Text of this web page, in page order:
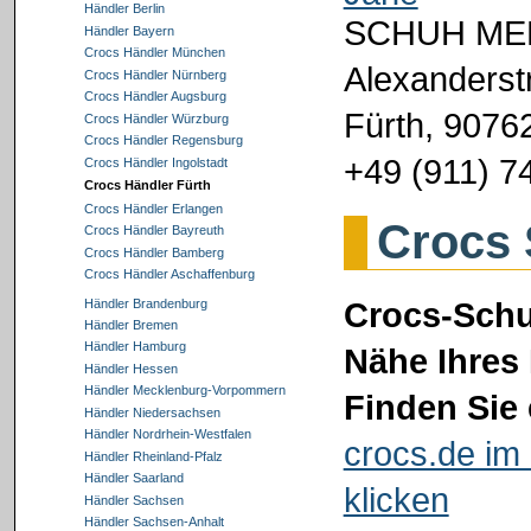
Händler Berlin
Händler Bayern
Crocs Händler München
Crocs Händler Nürnberg
Crocs Händler Augsburg
Crocs Händler Würzburg
Crocs Händler Regensburg
Crocs Händler Ingolstadt
Crocs Händler Fürth
Crocs Händler Erlangen
Crocs Händler Bayreuth
Crocs Händler Bamberg
Crocs Händler Aschaffenburg
Händler Brandenburg
Händler Bremen
Händler Hamburg
Händler Hessen
Händler Mecklenburg-Vorpommern
Händler Niedersachsen
Händler Nordrhein-Westfalen
Händler Rheinland-Pfalz
Händler Saarland
Händler Sachsen
Händler Sachsen-Anhalt
SCHUH
Fürth,
+49 (911)
Crocs
Crocs-
Nähe
Finden
crocs.de im
klicken